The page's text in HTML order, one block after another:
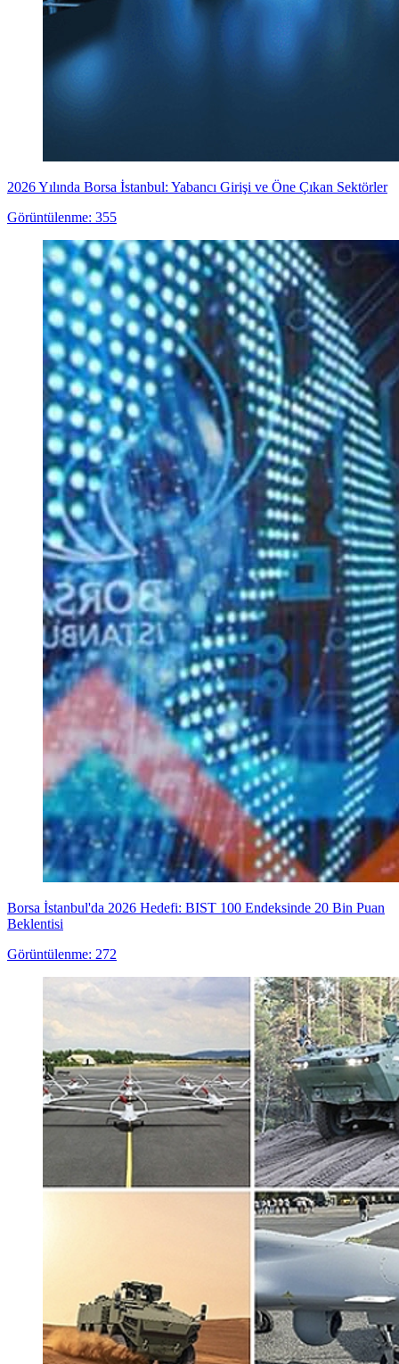
2026 Yılında Borsa İstanbul: Yabancı Girişi ve Öne Çıkan Sektörler
Görüntülenme: 355
Borsa İstanbul'da 2026 Hedefi: BIST 100 Endeksinde 20 Bin Puan
Beklentisi
Görüntülenme: 272